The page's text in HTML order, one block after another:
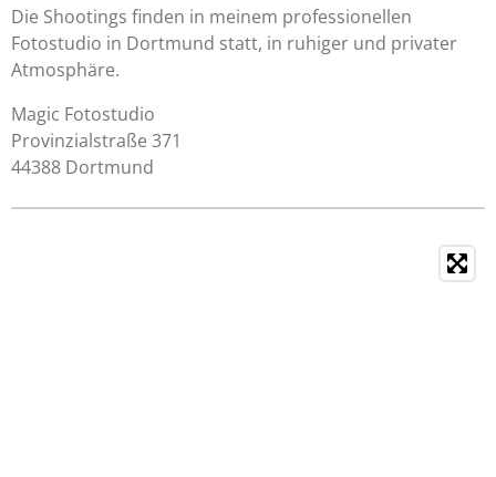
A
p
p
Die Shootings finden in meinem professionellen
Fotostudio in Dortmund statt, in ruhiger und privater
Atmosphäre.
Magic Fotostudio
Provinzialstraße 371
44388 Dortmund